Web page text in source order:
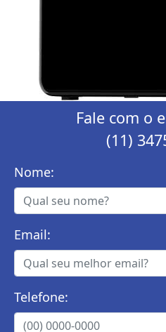
Fale com o
(11)
Nome:
Email:
Telefone: